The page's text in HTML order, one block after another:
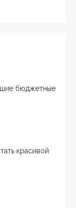
бюджетные
красивой